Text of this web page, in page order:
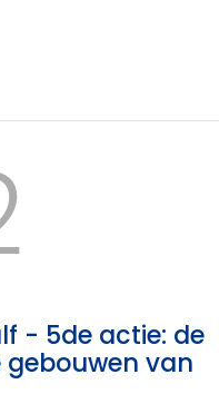
- 5de actie: de
van